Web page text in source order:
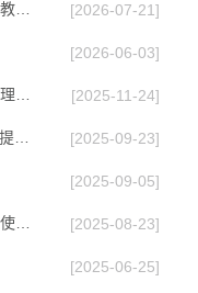
[2026-07-21]
[2026-06-03]
[2025-11-24]
[2025-09-23]
[2025-09-05]
[2025-08-23]
[2025-06-25]